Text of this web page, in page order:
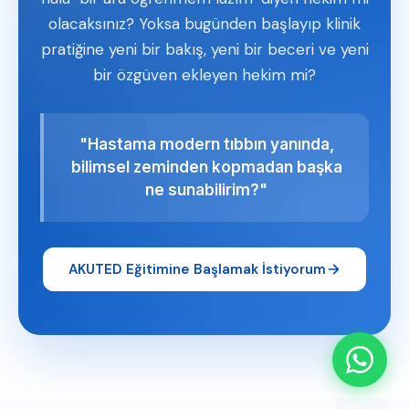
olacaksınız? Yoksa bugünden başlayıp klinik
pratiğine yeni bir bakış, yeni bir beceri ve yeni
bir özgüven ekleyen hekim mi?
"Hastama modern tıbbın yanında,
bilimsel zeminden kopmadan başka
ne sunabilirim?"
AKUTED Eğitimine Başlamak İstiyorum